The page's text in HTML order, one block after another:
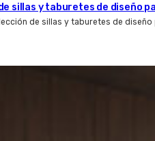
sillas y taburetes de diseño
de sillas y taburetes de